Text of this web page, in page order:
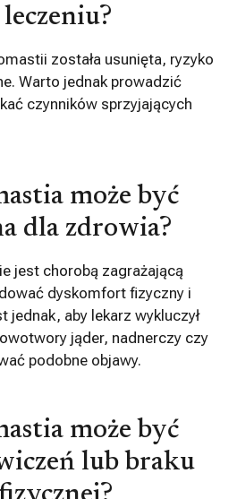
została usunięta, ryzyko
Warto jednak prowadzić
czynników sprzyjających
może być
dla zdrowia?
jest chorobą zagrażającą
dyskomfort fizyczny i
jednak, aby lekarz wykluczył
jąder, nadnerczy czy
podobne objawy.
może być
lub braku